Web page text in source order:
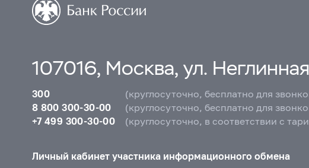
107016, Москва, ул.
300
(круглосуточно, бесплатно для
8 800 300-30-00
(круглосуточно, бесплатно для
+7 499 300-30-00
(круглосуточно, в соответствии с
Личный кабинет участника информационного обмена